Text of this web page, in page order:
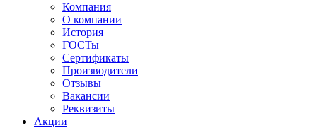
Компания
О компании
История
ГОСТы
Сертификаты
Производители
Отзывы
Вакансии
Реквизиты
Акции